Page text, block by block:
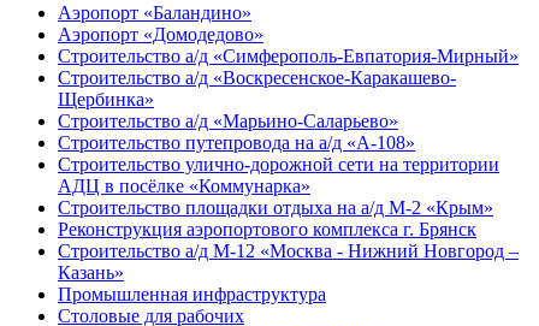
Аэропорт «Баландино»
Аэропорт «Домодедово»
Строительство а/д «Симферополь-Евпатория-Мирный»
Строительство а/д «Воскресенское-Каракашево-
Щербинка»
Строительство а/д «Марьино-Саларьево»
Строительство путепровода на а/д «А-108»
Строительство улично-дорожной сети на территории
АДЦ в посёлке «Коммунарка»
Строительство площадки отдыха на а/д М-2 «Крым»
Реконструкция аэропортового комплекса г. Брянск
Строительство а/д М-12 «Москва - Нижний Новгород –
Казань»
Промышленная инфраструктура
Cтоловые для рабочих